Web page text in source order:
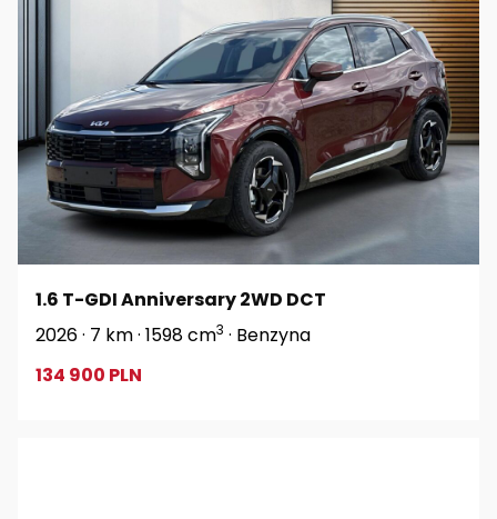
1.6 T-GDI Anniversary 2WD DCT
2026 · 7 km · 1598 cm3 · Benzyna
134 900 PLN